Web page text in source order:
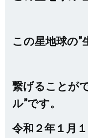
この星地球の”
繋げることが
ル”です。
令和２年１月